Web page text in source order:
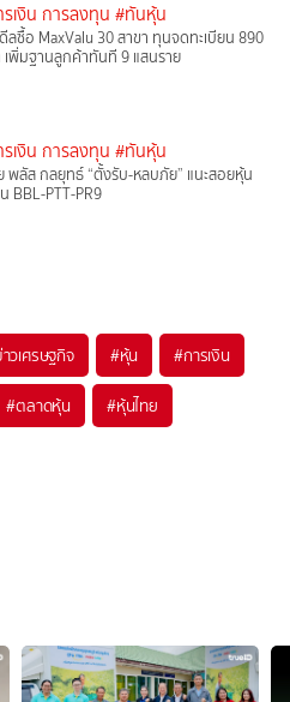
เงิน การลงทุน #ทันหุ้น
ลซื้อ MaxValu 30 สาขา ทุนจดทะเบียน 890
พิ่มฐานลูกค้าทันที 9 แสนราย
เงิน การลงทุน #ทันหุ้น
พลัส กลยุทธ์ “ตั้งรับ-หลบภัย” แนะสอยหุ้น
BBL-PTT-PR9
วเศรษฐกิจ #หุ้น #การเงิน
#ตลาดหุ้น #หุ้นไทย